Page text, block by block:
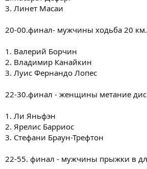
3. Линет Масаи
20-00.финал- мужчины ходьба 20 км.
1. Валерий Борчин
2. Владимир Канайкин
3. Луис Фернандо Лопес
22-30.финал - женщины метание
1. Ли Яньфэн
2. Ярелис Барриос
3. Стефани Браун-Трефтон
22-55. финал - мужчины прыжки в